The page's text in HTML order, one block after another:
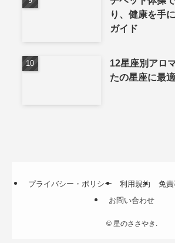
り、健康を手
ガイド
12星座別アロ
たの星座に最
プライバシー・ポリシー 利用規約 免
お問い合わせ
©星のささやき.